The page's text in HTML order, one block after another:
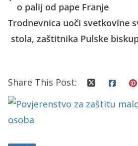
o palij od pape Franje
Trodnevnica uoči svetkovine
stola, zaštitnika Pulske
Share This Post: